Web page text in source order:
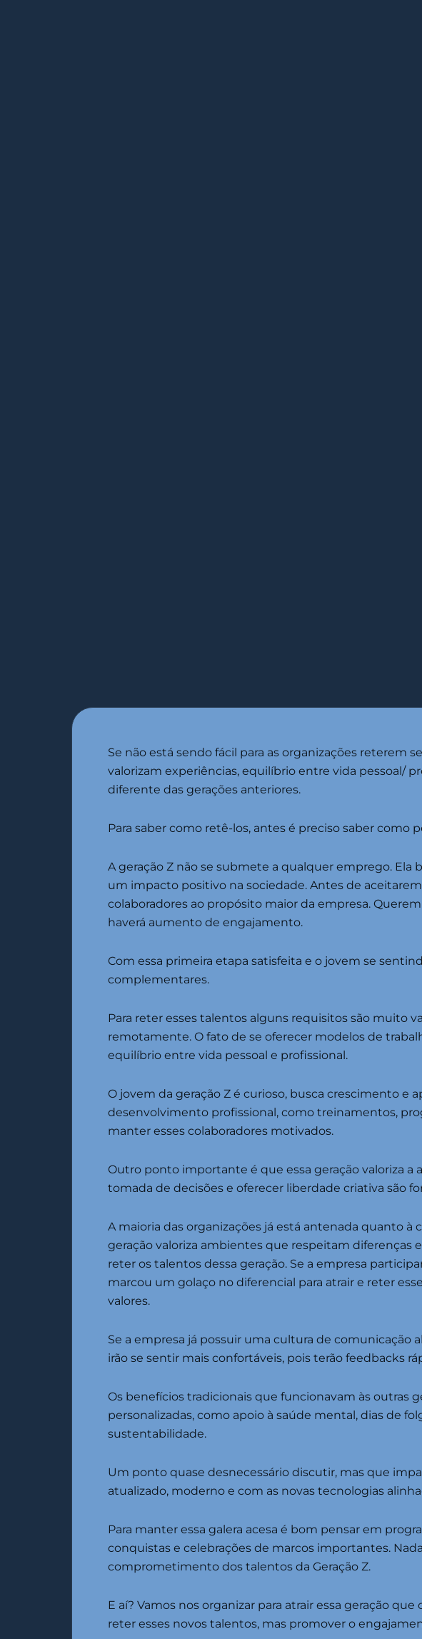
Se não está sendo fácil para as organizações reterem
valorizam experiências, equilíbrio entre vida pessoal/
diferente das gerações anteriores.
Para saber como retê-los, antes é preciso saber
A geração Z não se submete a qualquer emprego.
um impacto positivo na sociedade. Antes de
colaboradores ao propósito maior da empresa.
haverá aumento de engajamento.
Com essa primeira etapa satisfeita e o jovem se
complementares.
Para reter esses talentos alguns requisitos são muito
remotamente. O fato de se oferecer modelos de
equilíbrio entre vida pessoal e profissional.
O jovem da geração Z é curioso, busca crescimento
desenvolvimento profissional, como treinamentos,
manter esses colaboradores motivados.
Outro ponto importante é que essa geração valoriza
tomada de decisões e oferecer liberdade criativa são
A maioria das organizações já está antenada quanto
geração valoriza ambientes que respeitam diferenças
reter os talentos dessa geração. Se a empresa
marcou um golaço no diferencial para atrair e reter
valores.
Se a empresa já possuir uma cultura de comunicação
irão se sentir mais confortáveis, pois terão feedbacks
Os benefícios tradicionais que funcionavam às outras
personalizadas, como apoio à saúde mental, dias de
sustentabilidade.
Um ponto quase desnecessário discutir, mas que
atualizado, moderno e com as novas tecnologias
Para manter essa galera acesa é bom pensar em
conquistas e celebrações de marcos importantes.
comprometimento dos talentos da Geração Z.
E aí? Vamos nos organizar para atrair essa geração
reter esses novos talentos, mas promover o